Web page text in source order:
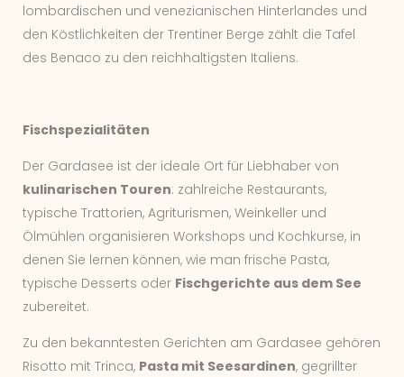
lombardischen und venezianischen Hinterlandes und
den Köstlichkeiten der Trentiner Berge zählt die Tafel
des Benaco zu den reichhaltigsten Italiens.
Fischspezialitäten
Der Gardasee ist der ideale Ort für Liebhaber von
kulinarischen Touren: zahlreiche Restaurants,
typische Trattorien, Agriturismen, Weinkeller und
Ölmühlen organisieren Workshops und Kochkurse, in
denen Sie lernen können, wie man frische Pasta,
typische Desserts oder Fischgerichte aus dem See
zubereitet.
Zu den bekanntesten Gerichten am Gardasee gehören
Risotto mit Trinca, Pasta mit Seesardinen, gegrillter